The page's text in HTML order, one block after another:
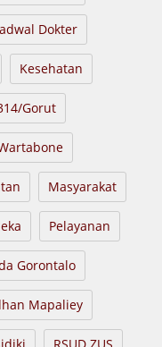
Dokter
Kesehatan
Gorut
Masyarakat
Pelayanan
Gorontalo
Mapaliey